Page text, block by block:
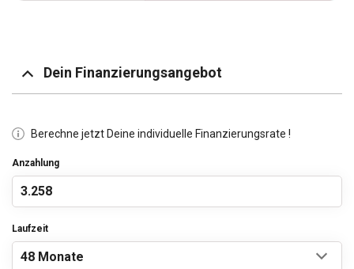
Dein Finanzierungsangebot
Berechne jetzt Deine individuelle Finanzierungsrate !
Anzahlung
Laufzeit